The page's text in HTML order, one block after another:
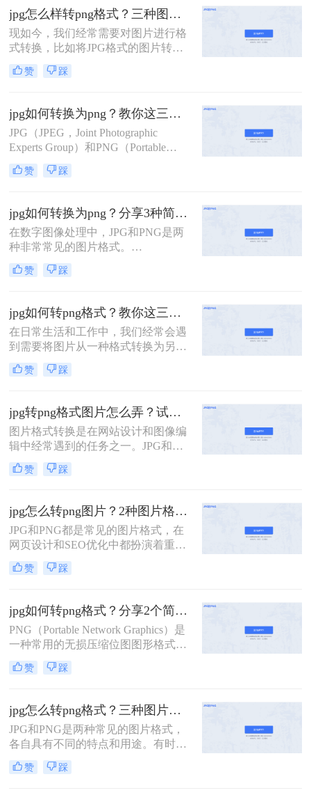
迎。有时，我们可能需要将JPG图片
转换为PNG格式以满足特定的需求。
那么如何把图片jpg变成png格式呢？
下面将介绍三种将JPG图片转换为
PNG格式的方法。
jpg怎么样转png格式？三种图片格式转换的方法交给你！
现如今，我们经常需要对图片进行格
式转换，比如将JPG格式的图片转换
为PNG格式。PNG格式相对于JPG格
式更加适合图像保存。那么，jpg怎么
详细介绍这一过程，教会您如何轻松
地将JPG图片转换为PNG格式。
赞 踩
jpg如何转换为png？教你这三种简单又实用的方法！
JPG（JPEG，Joint Photographic
Experts Group）和PNG（Portable
Network Graphics）是两种广泛使用的
图片格式，各有其特点。JPG通常用
有损压缩，能在保持较好图像质量的
同时减小文件大小。而PNG则常用于
需要透明背景或无损压缩的场合。那
么jpg如何转换为png呢？，以下是一
些方法和步骤。
赞 踩
jpg如何转换为png？分享3种简单方法~！
在数字图像处理中，JPG和PNG是两
种非常常见的图片格式。
JPG（JPEG）是一种有损压缩格式，
适用于存储和显示摄影图片，而PNG
度，常用于网页和图标设计。有时，
您可能需要将JPG图片转换为PNG格
式，以满足特定的需求。那么jpg如何
转换为png呢？下面，我们将介绍几
种简单的方法来实现JPG到PNG的转
换。
赞 踩
jpg如何转png格式？教你这三种简单又实用的方法！
在日常生活和工作中，我们经常会遇
到需要将图片从一种格式转换为另一
种格式的情况。其中，将JPG格式转
换为PNG格式是比较常见的需求。
它们各有特点。JPG是一种有损压缩
格式，适合保存照片等色彩丰富的图
片；而PNG是一种无损压缩格式，支
持透明背景，适合保存需要高质量和
透明度的图片。那么jpg如何转png格
式呢？本文将为您介绍几种简单有效
片转换为PNG格式。
赞 踩
jpg转png格式图片怎么弄？试试这三个方法吧！
图片格式转换是在网站设计和图像编
辑中经常遇到的任务之一。JPG和
PNG是两种常见的图片格式，它们都
有各自的特点和用途。那么jpg转png
几种简便的方法来实现这一目标。
赞 踩
jpg怎么转png图片？2种图片格式转换的妙招分享！
JPG和PNG都是常见的图片格式，在
网页设计和SEO优化中都扮演着重要
的角色。然而，有时候我们需要将
JPG格式的图片转换为PNG格式，以
化效果。本文将详细介绍jpg怎么转
png图片，并探讨转换的优势和注意
事项。
赞 踩
jpg如何转png格式？分享2个简单的方法！
PNG（Portable Network Graphics）是
一种常用的无损压缩位图图形格式，
它支持透明度，并具有更高的色彩深
度和更广泛的用途。如果你有一张
PNG格式，那么jpg如何转png格式
呢？以下是将JPG转换为PNG的详细
步骤与指南。
赞 踩
jpg怎么转png格式？三种图片格式转换的方法交给你！
JPG和PNG是两种常见的图片格式，
各自具有不同的特点和用途。有时我
们需要将JPG格式转换成PNG格式，
以获得更好的图像质量和更广泛的兼
赞 踩